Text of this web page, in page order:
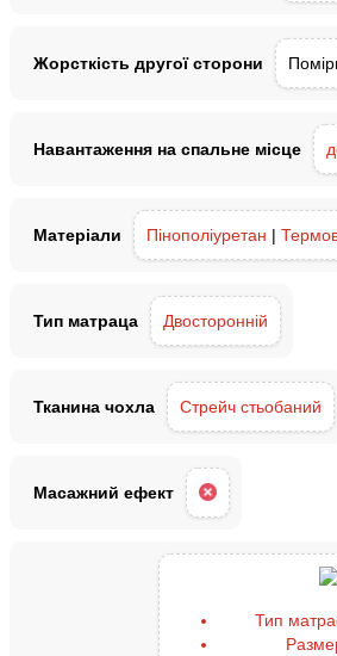
Жорсткість другої сторони
Навантаження на спальне місце
Матеріали Пінополіуретан |
Тип матраца Двосторонній
Тканина чохла Стрейч стьобаний
Масажний ефект
Тип